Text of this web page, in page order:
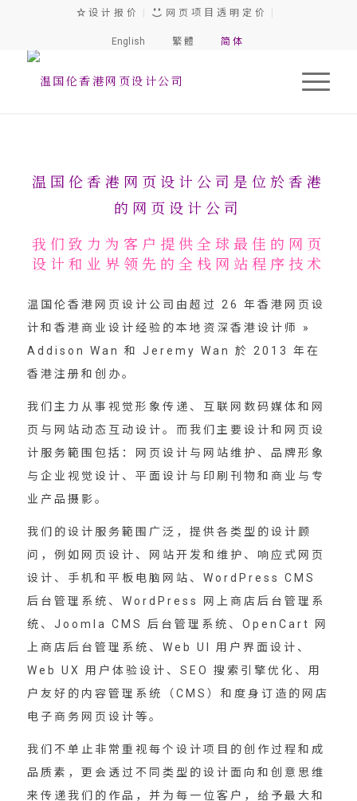
设 计 报 价 网 页 项 目 透 明 定 价
English 繁 體 简 体
温国伦香港网页设计公司是位於香港
的网页设计公司
我们致力为客户提供全球最佳的网页
设计和业界领先的全栈网站程序技术
温国伦香港网页设计公司由超过 26 年香港网页设
计和香港商业设计经验的本地资深香港设计师 »
Addison Wan 和 Jeremy Wan 於 2013 年在
香港注册和创办。
我们主力从事视觉形象传递、互联网数码媒体和网
页与网站动态互动设计。而我们主要设计和网页设
计服务範围包括：网页设计与网站维护、品牌形象
与企业视觉设计、平面设计与印刷刊物和商业与专
业产品摄影。
我们的设计服务範围广泛，提供各类型的设计顾
问，例如网页设计、网站开发和维护、响应式网页
设计、手机和平板电脑网站、WordPress CMS
后台管理系统、WordPress 网上商店后台管理系
统、Joomla CMS 后台管理系统、OpenCart 网
上商店后台管理系统、Web UI 用户界面设计、
Web UX 用户体验设计、SEO 搜索引擎优化、用
户友好的内容管理系统（CMS）和度身订造的网店
电子商务网页设计等。
我们不单止非常重视每个设计项目的创作过程和成
品质素，更会透过不同类型的设计面向和创意思维
来传递我们的作品，并为每一位客户，给予最大和